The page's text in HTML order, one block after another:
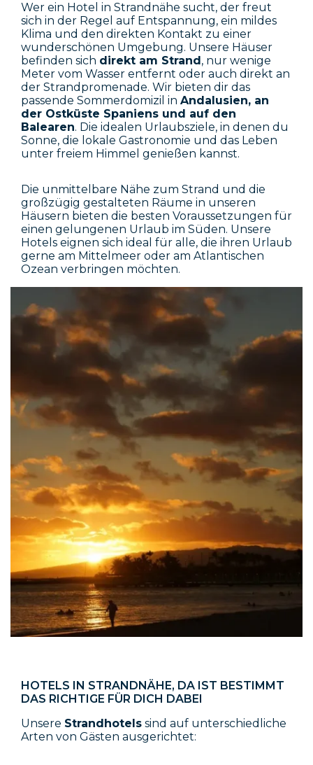
Wer ein Hotel in Strandnähe sucht, der freut
sich in der Regel auf Entspannung, ein mildes
Klima und den direkten Kontakt zu einer
wunderschönen Umgebung. Unsere Häuser
befinden sich direkt am Strand, nur wenige
Meter vom Wasser entfernt oder auch direkt an
der Strandpromenade. Wir bieten dir das
passende Sommerdomizil in Andalusien, an
der Ostküste Spaniens und auf den
Balearen. Die idealen Urlaubsziele, in denen du
Sonne, die lokale Gastronomie und das Leben
unter freiem Himmel genießen kannst.
Die unmittelbare Nähe zum Strand und die
großzügig gestalteten Räume in unseren
Häusern bieten die besten Voraussetzungen für
einen gelungenen Urlaub im Süden. Unsere
Hotels eignen sich ideal für alle, die ihren Urlaub
gerne am Mittelmeer oder am Atlantischen
Ozean verbringen möchten.
HOTELS IN STRANDNÄHE, DA IST BESTIMMT
DAS RICHTIGE FÜR DICH DABEI
Unsere Strandhotels sind auf unterschiedliche
Arten von Gästen ausgerichtet: